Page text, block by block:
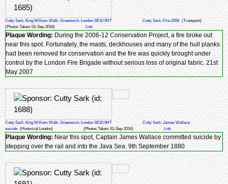
Cutty Sark, King William Walk, Greenwich, London SE10 9HT Cutty Sark: Fire 2006 (Transport)
(Photos Taken: 01-Sep-2016)
Link
Plaque Wording: During the 2006-12 Conservation Project, a fire broke out
near this spot. Fortunately, the masts, deckhouses and many of the hull planks
had been removed for conservation and the fire was quickly brought under
control by the London Fire Brigade without serious loss of original fabric. 21st
May 2007
Cutty Sark, King William Walk, Greenwich, London SE10 9HT
Cutty Sark: James Wallace
suicide (Historical London) (Photos Taken: 01-Sep-2016) Link
Plaque Wording: Near this spot, Captain James Wallace committed suicide by
stepping over the rail and into the Java Sea. 9th September 1880